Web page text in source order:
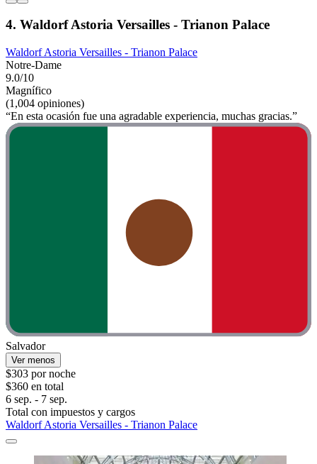
4. Waldorf Astoria Versailles - Trianon Palace
Waldorf Astoria Versailles - Trianon Palace
Notre-Dame
9.0/10
Magnífico
(1,004 opiniones)
“En esta ocasión fue una agradable experiencia, muchas gracias.”
Salvador
Ver menos
$303 por noche
$360 en total
6 sep. - 7 sep.
Total con impuestos y cargos
Waldorf Astoria Versailles - Trianon Palace